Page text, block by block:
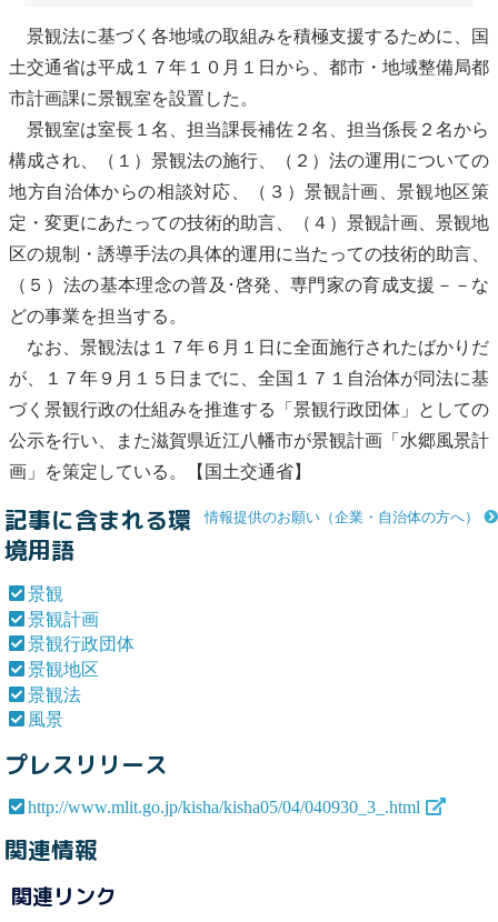
景観法に基づく各地域の取組みを積極支援するために、国
土交通省は平成１７年１０月１日から、都市・地域整備局都
市計画課に景観室を設置した。
景観室は室長１名、担当課長補佐２名、担当係長２名から
構成され、（１） 景観法の施行、（２）法の運用についての
地方自治体からの相談対応、（３）景観計画、景観地区策
定・変更にあたっての技術的助言、（４） 景観計画、 景観地
区の規制・誘導手法の具体的運用に当たっての技術的助言、
（５）法の基本理念の普及･啓発、専門家の育成支援－－な
どの事業を担当する。
なお、 景観法は１７年６月１日に全面施行されたばかりだ
が、１７年９月１５日までに、全国１７１自治体が同法に基
づく 景観行政の仕組みを推進する「 景観行政団体」としての
公示を行い、また滋賀県近江八幡市が景観計画「水郷風景計
画」を策定している。【国土交通省】
情報提供のお願い（企業・自治体の方へ）
記事に含まれる環
境用語
景観
景観計画
景観行政団体
景観地区
景観法
風景
プレスリリース
http://www.mlit.go.jp/kisha/kisha05/04/040930_3_.html
関連情報
関連リンク